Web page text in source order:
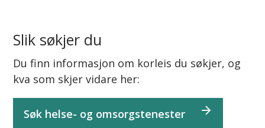
Slik søkjer du
Du finn informasjon om korleis du søkjer, og
kva som skjer vidare her:
Søk helse- og omsorgstenester